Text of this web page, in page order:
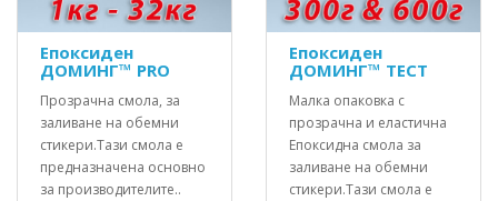
Епоксиден
ДОМИНГ™ PRO
Прозрачна смола, за
заливане на обемни
стикери.Тази смола е
предназначена основно
за производителите..
Епоксиден
ДОМИНГ™ ТЕСТ
Малка опаковка с
прозрачна и еластична
Епоксидна смола за
заливане на обемни
стикери.Тази смола е